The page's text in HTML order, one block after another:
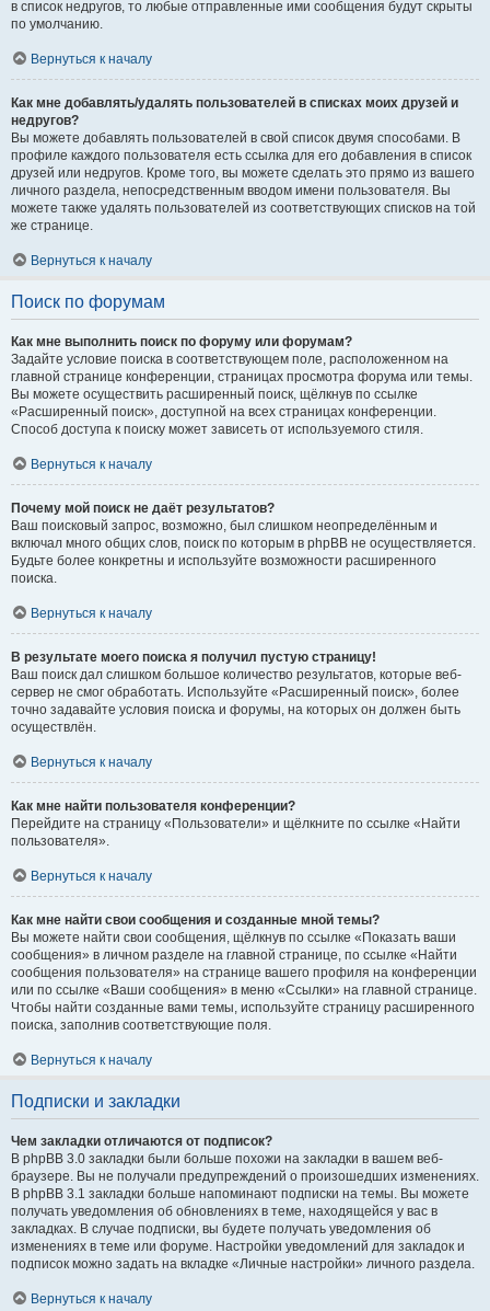
в список недругов, то любые отправленные ими сообщения будут скрыты
по умолчанию.
Вернуться к началу
Как мне добавлять/удалять пользователей в списках моих друзей и
недругов?
Вы можете добавлять пользователей в свой список двумя способами. В
профиле каждого пользователя есть ссылка для его добавления в список
друзей или недругов. Кроме того, вы можете сделать это прямо из вашего
личного раздела, непосредственным вводом имени пользователя. Вы
можете также удалять пользователей из соответствующих списков на той
же странице.
Вернуться к началу
Поиск по форумам
Как мне выполнить поиск по форуму или форумам?
Задайте условие поиска в соответствующем поле, расположенном на
главной странице конференции, страницах просмотра форума или темы.
Вы можете осуществить расширенный поиск, щёлкнув по ссылке
«Расширенный поиск», доступной на всех страницах конференции.
Способ доступа к поиску может зависеть от используемого стиля.
Вернуться к началу
Почему мой поиск не даёт результатов?
Ваш поисковый запрос, возможно, был слишком неопределённым и
включал много общих слов, поиск по которым в phpBB не осуществляется.
Будьте более конкретны и используйте возможности расширенного
поиска.
Вернуться к началу
В результате моего поиска я получил пустую страницу!
Ваш поиск дал слишком большое количество результатов, которые веб-
сервер не смог обработать. Используйте «Расширенный поиск», более
точно задавайте условия поиска и форумы, на которых он должен быть
осуществлён.
Вернуться к началу
Как мне найти пользователя конференции?
Перейдите на страницу «Пользователи» и щёлкните по ссылке «Найти
пользователя».
Вернуться к началу
Как мне найти свои сообщения и созданные мной темы?
Вы можете найти свои сообщения, щёлкнув по ссылке «Показать ваши
сообщения» в личном разделе на главной странице, по ссылке «Найти
сообщения пользователя» на странице вашего профиля на конференции
или по ссылке «Ваши сообщения» в меню «Ссылки» на главной странице.
Чтобы найти созданные вами темы, используйте страницу расширенного
поиска, заполнив соответствующие поля.
Вернуться к началу
Подписки и закладки
Чем закладки отличаются от подписок?
В phpBB 3.0 закладки были больше похожи на закладки в вашем веб-
браузере. Вы не получали предупреждений о произошедших изменениях.
В phpBB 3.1 закладки больше напоминают подписки на темы. Вы можете
получать уведомления об обновлениях в теме, находящейся у вас в
закладках. В случае подписки, вы будете получать уведомления об
изменениях в теме или форуме. Настройки уведомлений для закладок и
подписок можно задать на вкладке «Личные настройки» личного раздела.
Вернуться к началу